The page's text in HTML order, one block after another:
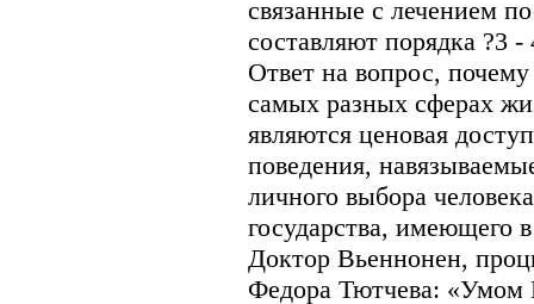
связанные с лечением
составляют порядка ?3
Ответ на вопрос,
самых разных сферах
являются ценовая
поведения,
личного выбора
государства, имеющего
Доктор Вьеннонен,
Федора Тютчева: «Умом